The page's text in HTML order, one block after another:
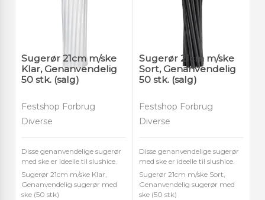
Sugerør 21cm m/ske
Klar, Genanvendelig
50 stk. (salg)
Festshop Forbrug
Diverse
Disse genanvendelige sugerør
med ske er ideelle til slushice.
Sugerør 21cm m/ske Klar,
Genanvendelig sugerør med
ske (50 stk)
Sugerør 21cm m/ske
Sort, Genanvendelig
50 stk. (salg)
Festshop Forbrug
Diverse
Disse genanvendelige sugerør
med ske er ideelle til slushice.
Sugerør 21cm m/ske Sort,
Genanvendelig sugerør med
ske (50 stk)